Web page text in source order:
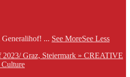
... See MoreSee Less
2023/ Graz, Steiermark » CREATIVE